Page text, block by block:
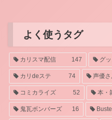
よく使うタグ
カリスマ配信 147 グッ
カリdeステ 74 声優さ
コミカライズ 52 本・
鬼瓦ボンバーズ 16